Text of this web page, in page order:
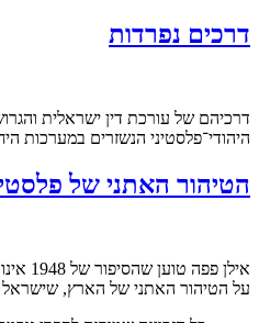
דרכים נפרדות
דרכיהם של עורכת דין ישראלית
היהודי־פלסטיני הנשזרים במערכות
הטיהור האתני של
על הטיהור האתני של הארץ, שישראל